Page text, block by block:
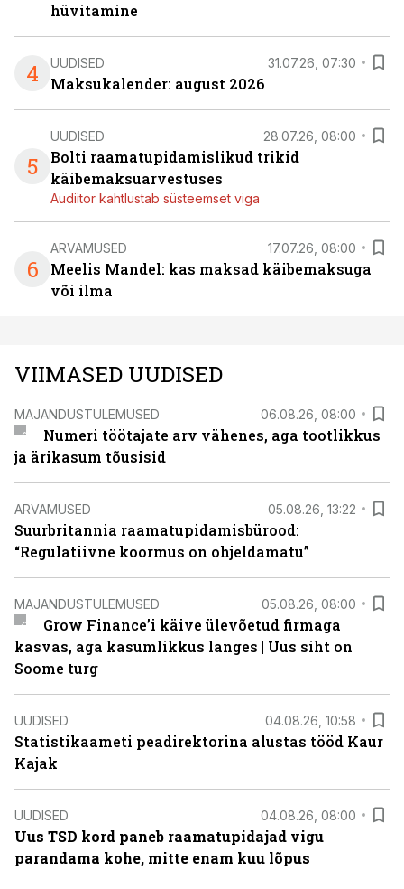
hüvitamine
4 UUDISED 31.07.26, 07:30
Maksukalender: august 2026
5
UUDISED 28.07.26, 08:00
Bolti raamatupidamislikud trikid
käibemaksuarvestuses
Audiitor kahtlustab süsteemset viga
6
ARVAMUSED 17.07.26, 08:00
Meelis Mandel: kas maksad käibemaksuga
või ilma
VIIMASED UUDISED
MAJANDUSTULEMUSED 06.08.26, 08:00
Numeri töötajate arv vähenes, aga tootlikkus
ja ärikasum tõusisid
ARVAMUSED 05.08.26, 13:22
Suurbritannia raamatupidamisbürood:
“Regulatiivne koormus on ohjeldamatu”
MAJANDUSTULEMUSED 05.08.26, 08:00
Grow Finance’i käive ülevõetud firmaga
kasvas, aga kasumlikkus langes | Uus siht on
Soome turg
UUDISED 04.08.26, 10:58
Statistikaameti peadirektorina alustas tööd Kaur
Kajak
UUDISED 04.08.26, 08:00
Uus TSD kord paneb raamatupidajad vigu
parandama kohe, mitte enam kuu lõpus